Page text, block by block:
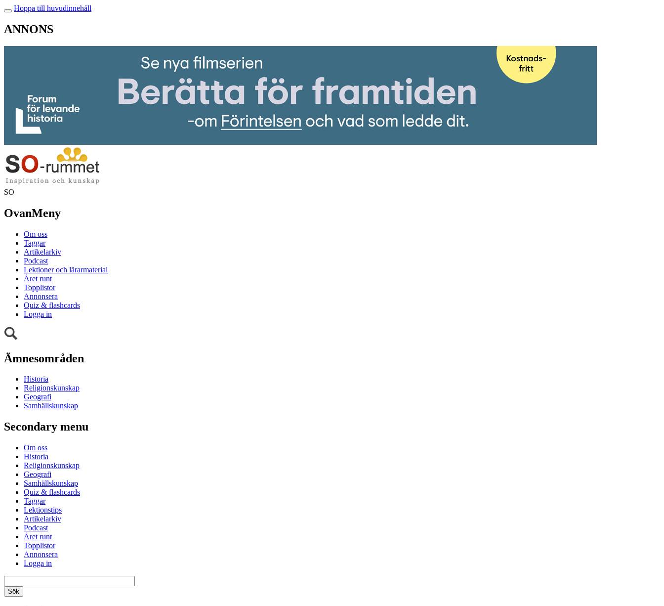
Hoppa till huvudinnehåll
ANNONS
SO
OvanMeny
Om oss
Taggar
Artikelarkiv
Podcast
Lektioner och lärarmaterial
Året runt
Topplistor
Annonsera
Quiz & flashcards
Logga in
Ämnesområden
Historia
Religionskunskap
Geografi
Samhällskunskap
Secondary menu
Om oss
Historia
Religionskunskap
Geografi
Samhällskunskap
Quiz & flashcards
Taggar
Lektionstips
Artikelarkiv
Podcast
Året runt
Topplistor
Annonsera
Logga in